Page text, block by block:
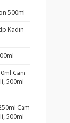
500ml
Kadın
Cam
500ml
Cam
500ml